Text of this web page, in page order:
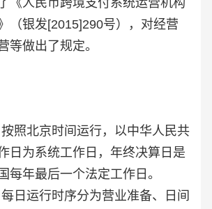
（银发[2015]290号），对经营
等做出了规定。
照北京时间运行，以中华人民共
日为系统工作日，年终决算日是
每年最后一个法定工作日。
日运行时序分为营业准备、日间